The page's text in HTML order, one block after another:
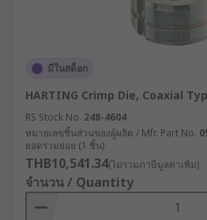
มีในสต็อก
HARTING Crimp Die, Coaxial
RS Stock No. 248-4604
หมายเลขชิ้นส่วนของผู้ผลิต / Mfr. Part No.
ยอดรวมย่อย (1 ชิ้น)
THB10,541.34(ไม่รวมภาษีมูลค่าเพิ่ม)
จำนวน / Quantity